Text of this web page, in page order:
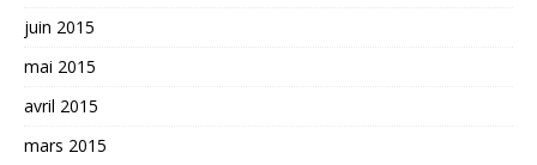
juin 2015
mai 2015
avril 2015
mars 2015